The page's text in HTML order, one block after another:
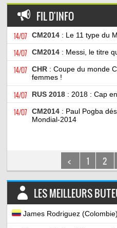
FIL D'INFO
14/07 CM2014 : Le 11 type du
14/07 CM2014 : Messi, le titre
14/07 CHR : Coupe du monde
femmes !
14/07 RUS 2018 : 2018 : Cap
14/07 CM2014 : Paul Pogba
Mondial-2014
< 1 2
LES MEILLEURS
James Rodriguez (Colombie)